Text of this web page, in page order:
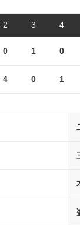
2 3 4
0 1 0
4 0 1